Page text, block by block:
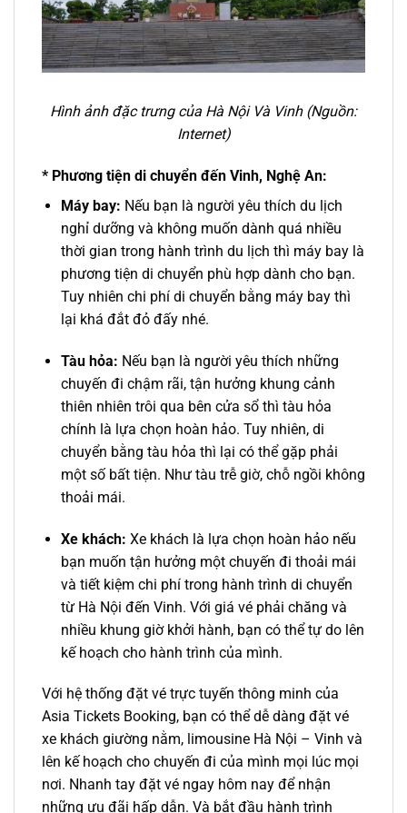
Hình ảnh đặc trưng của Hà Nội Và Vinh (Nguồn:
Internet)
* Phương tiện di chuyển đến Vinh, Nghệ An:
Máy bay: Nếu bạn là người yêu thích du lịch
nghỉ dưỡng và không muốn dành quá nhiều
thời gian trong hành trình du lịch thì máy bay là
phương tiện di chuyển phù hợp dành cho bạn.
Tuy nhiên chi phí di chuyển bằng máy bay thì
lại khá đắt đỏ đấy nhé.
Tàu hỏa: Nếu bạn là người yêu thích những
chuyến đi chậm rãi, tận hưởng khung cảnh
thiên nhiên trôi qua bên cửa sổ thì tàu hỏa
chính là lựa chọn hoàn hảo. Tuy nhiên, di
chuyển bằng tàu hỏa thì lại có thể gặp phải
một số bất tiện. Như tàu trễ giờ, chỗ ngồi không
thoải mái.
Xe khách: Xe khách là lựa chọn hoàn hảo nếu
bạn muốn tận hưởng một chuyến đi thoải mái
và tiết kiệm chi phí trong hành trình di chuyển
từ Hà Nội đến Vinh. Với giá vé phải chăng và
nhiều khung giờ khởi hành, bạn có thể tự do lên
kế hoạch cho hành trình của mình.
Với hệ thống đặt vé trực tuyến thông minh của
Asia Tickets Booking, bạn có thể dễ dàng đặt vé
xe khách giường nằm, limousine Hà Nội – Vinh và
lên kế hoạch cho chuyến đi của mình mọi lúc mọi
nơi. Nhanh tay đặt vé ngay hôm nay để nhận
những ưu đãi hấp dẫn. Và bắt đầu hành trình